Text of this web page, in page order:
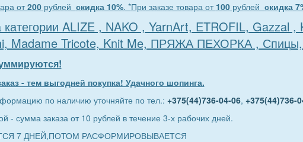
от200рублей скидка 10%. *При заказе товара от 100рублей скидка
категории ALIZE , NAKO , YarnArt, ETROFIL, Gazzal ,
Madame Tricote, Knit Me, ПРЯЖА ПЕХОРКА ,
- тем выгодней покупка! Удачного шопинга.
по наличию уточняйте по тел.: +375(44)736-04-06, +375(44)736-
- сумма заказа от 10 рублей в течение 3-х рабочих дней.
7 ДНЕЙ,ПОТОМ РАСФОРМИРОВЫВАЕТСЯ